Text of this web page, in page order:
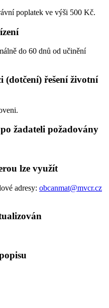
poplatek ve výši 500 Kč.
do 60 dnů od učinění
(dotčení) řešení životní
žadateli požadovány
lze využít
adresy: obcanmat@mvcr.cz